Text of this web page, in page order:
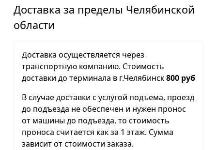
Доставка за пределы Челябинской
области
Доставка осуществляется через
транспортную компанию. Стоимость
доставки до терминала в г.Челябинск800 руб
В случае доставки с услугой подъема, проезд
до подъезда не обеспечен и нужен пронос
от машины до подъезда, то стоимость
проноса считается как за 1 этаж. Сумма
зависит от стоимости заказа.